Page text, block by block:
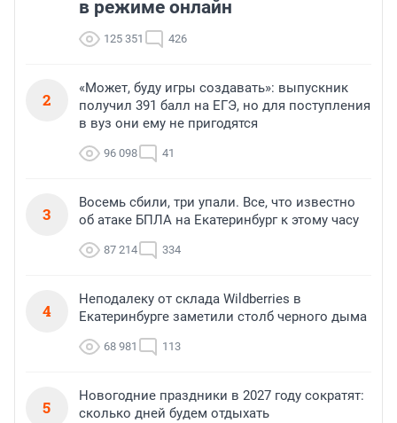
в режиме онлайн
125 351 426
2
«Может, буду игры создавать»: выпускник
получил 391 балл на ЕГЭ, но для поступления
в вуз они ему не пригодятся
96 098 41
3
Восемь сбили, три упали. Все, что известно
об атаке БПЛА на Екатеринбург к этому часу
87 214 334
4
Неподалеку от склада Wildberries в
Екатеринбурге заметили столб черного дыма
68 981 113
5
Новогодние праздники в 2027 году сократят:
сколько дней будем отдыхать